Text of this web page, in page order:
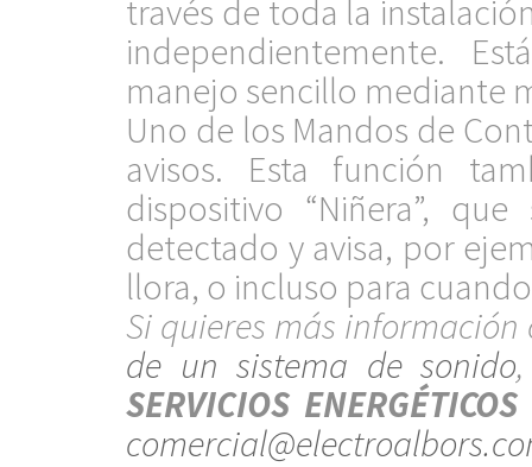
través de toda la
independientemente.
manejo sencillo mediante
Uno de los Mandos de
avisos. Esta función
dispositivo “Niñera”,
detectado y avisa, por
llora, o incluso para
Si quieres más
de un sistema de sonido
SERVICIOS ENERGÉTICOS